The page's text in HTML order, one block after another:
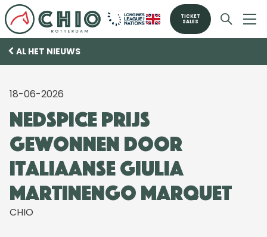
TICKET
SALES
AL HET NIEUWS
18-06-2026
Nedspice Prijs
gewonnen door
Italiaanse Giulia
Martinengo Marquet
CHIO